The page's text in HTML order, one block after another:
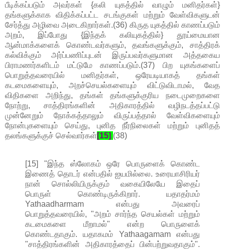
பீடிக்கப்படும் அவர்கள் {கலி யுகத்தில் வாழும் மனிதர்கள்}
தங்களுக்காக விதிக்கப்பட்ட சடங்குகள் மற்றும் வேள்விகளுடன்
சேர்த்து அழிவை அடைகிறார்கள்.(36) கிருத யுகத்தில் காணப்படும்
அறம், இப்போது {இந்தக் கலியுகத்தில்} தூய்மையான
ஆன்மாக்களைக் கொண்டவர்களும், தவங்களுக்கும், சாத்திரக்
கல்விக்கும் அர்ப்பணிப்புடன் இருப்பவர்களுமான அத்தகைய
பிராமணர்களிடம் மட்டுமே காணப்படும்.(37) பிற யுகங்களைப்
பொறுத்தவரையில் மனிதர்கள், ஒரேயடியாகத் தங்கள்
கடமைகளையும், அறச்செயல்களையும் விட்டுவிடாமல், வேத
விதிகளை அறிந்து, தங்கள் தங்களுக்குரிய நடைமுறைகளை
நோற்று, சாத்திரங்களின் அதிகாரத்தில் வழிநடத்தப்பட்டு
முன்னேறும் நோக்கத்தாலும் விருப்பத்தால் வேள்விகளையும்
நோன்புகளையும் செய்து, புனித நீர்நிலைகள் மற்றும் புனிதத்
தலங்களுக்குச் செல்வார்கள் [15].(38)
[15] "இந்த ஸ்லோகம் ஒரே பொருளைக் கொண்ட
இணைத் தொடர் என்பதில் ஐயமில்லை. உரையாசிரியர்
நான் சொல்லியிருக்கும் வகையிலேயே இதைப்
பொருள் கொண்டிருக்கிறார். யதாதர்மம்
Yathaadharmam என்பது அவரைப்
பொறுத்தவரையில், "அறம் சார்ந்த செயல்கள் மற்றும்
கடமைகளை மீறாமல்" என்ற பொருளைக்
கொண்டதாகும். யதாகமம் Yathaagamam என்பது
"சாத்திரங்களின் அதிகாரத்தைப் பின்பற்றுவதாகும்".